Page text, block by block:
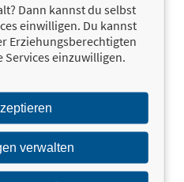
Dann kannst du selbst
einwilligen. Du kannst
Erziehungsberechtigten
einzuwilligen.
verwalten